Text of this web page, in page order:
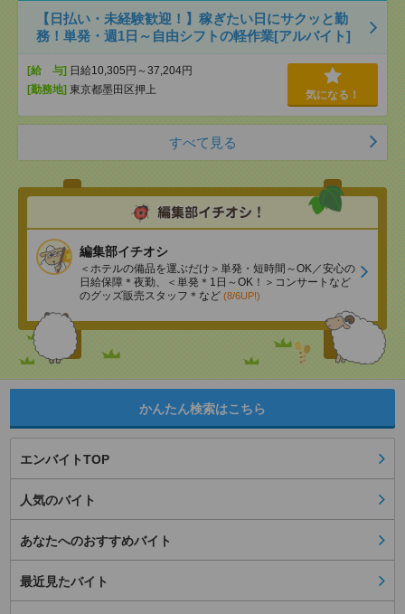
【日払い・未経験歓迎！】稼ぎたい日にサクッと勤
務！単発・週1日～自由シフトの軽作業[アルバイト]
[給 与] 日給10,305円～37,204円
[勤務地] 東京都墨田区押上 気になる！
すべて見る
編集部イチオシ
＜ホテルの備品を運ぶだけ＞単発・短時間～OK／安心の
日給保障＊夜勤、＜単発＊1日～OK！＞コンサートなど
のグッズ販売スタッフ＊など (8/6UP!)
かんたん検索はこちら
エンバイトTOP
人気のバイト
あなたへのおすすめバイト
最近見たバイト